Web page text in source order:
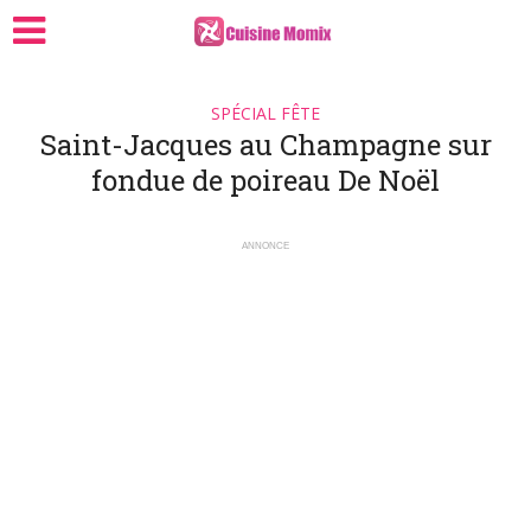
SPÉCIAL FÊTE
Saint-Jacques au Champagne sur
fondue de poireau De Noël
ANNONCE